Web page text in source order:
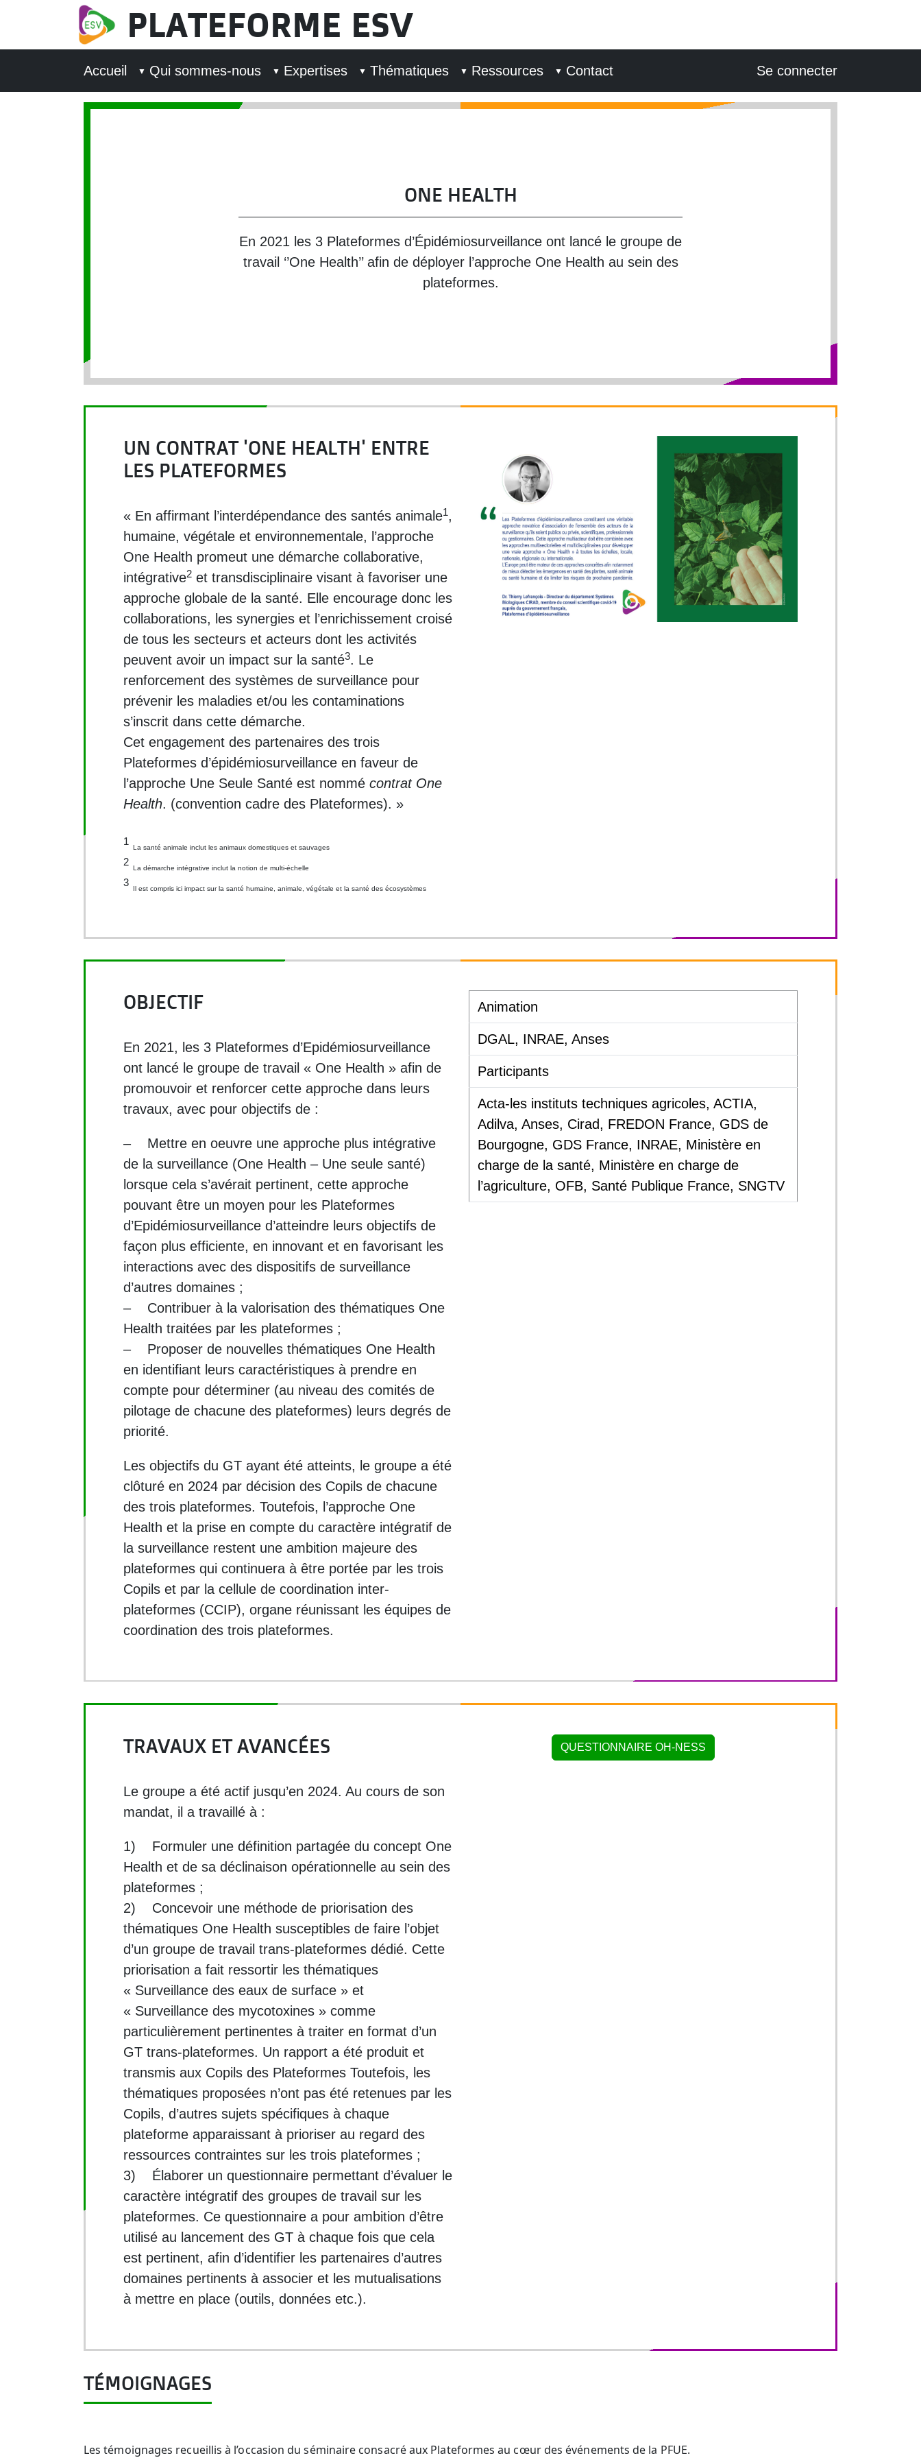
Aller au contenu principalPLATEFORME ESV
MAIN NAVIGATION
Accueil Qui sommes-nous Expertises Thématiques Ressources Contact USER ACCOUNT
Se connecter
ONE HEALTH
En 2021 les 3 Plateformes d’Épidémiosurveillance ont lancé le groupe de
travail ‘’One Health’’ afin de déployer l’approche One Health au sein des
plateformes.
UN CONTRAT 'ONE HEALTH' ENTRE
LES PLATEFORMES
« En affirmant l’interdépendance des santés animale1,
humaine, végétale et environnementale, l’approche
One Health promeut une démarche collaborative,
intégrative2et transdisciplinaire visant à favoriser une
approche globale de la santé. Elle encourage donc les
collaborations, les synergies et l’enrichissement croisé
de tous les secteurs et acteurs dont les activités
peuvent avoir un impact sur la santé3. Le
renforcement des systèmes de surveillance pour
prévenir les maladies et/ou les contaminations
s’inscrit dans cette démarche.
Cet engagement des partenaires des trois
Plateformes d’épidémiosurveillance en faveur de
l’approche Une Seule Santé est nommé contrat One
Health. (convention cadre des Plateformes). »
1
La santé animale inclut les animaux domestiques et sauvages
2
La démarche intégrative inclut la notion de multi-échelle
3
Il est compris ici impact sur la santé humaine, animale, végétale et la santé des écosystèmes
OBJECTIF
En 2021, les 3 Plateformes d’Epidémiosurveillance
ont lancé le groupe de travail « One Health » afin de
promouvoir et renforcer cette approche dans leurs
travaux, avec pour objectifs de :
– Mettre en oeuvre une approche plus intégrative
de la surveillance (One Health – Une seule santé)
lorsque cela s’avérait pertinent, cette approche
pouvant être un moyen pour les Plateformes
d’Epidémiosurveillance d’atteindre leurs objectifs de
façon plus efficiente, en innovant et en favorisant les
interactions avec des dispositifs de surveillance
d’autres domaines ;
– Contribuer à la valorisation des thématiques One
Health traitées par les plateformes ;
– Proposer de nouvelles thématiques One Health
en identifiant leurs caractéristiques à prendre en
compte pour déterminer (au niveau des comités de
pilotage de chacune des plateformes) leurs degrés de
priorité.
Les objectifs du GT ayant été atteints, le groupe a été
clôturé en 2024 par décision des Copils de chacune
des trois plateformes. Toutefois, l’approche One
Health et la prise en compte du caractère intégratif de
la surveillance restent une ambition majeure des
plateformes qui continuera à être portée par les trois
Copils et par la cellule de coordination inter-
plateformes (CCIP), organe réunissant les équipes de
coordination des trois plateformes.
Animation
DGAL, INRAE, Anses
Participants
Acta-les instituts techniques agricoles, ACTIA,
Adilva, Anses, Cirad, FREDON France, GDS de
Bourgogne, GDS France, INRAE, Ministère en
charge de la santé, Ministère en charge de
l’agriculture, OFB, Santé Publique France, SNGTV
TRAVAUX ET AVANCÉES
Le groupe a été actif jusqu’en 2024. Au cours de son
mandat, il a travaillé à :
1) Formuler une définition partagée du concept One
Health et de sa déclinaison opérationnelle au sein des
plateformes ;
2) Concevoir une méthode de priorisation des
thématiques One Health susceptibles de faire l’objet
d’un groupe de travail trans-plateformes dédié. Cette
priorisation a fait ressortir les thématiques
« Surveillance des eaux de surface » et
« Surveillance des mycotoxines » comme
particulièrement pertinentes à traiter en format d’un
GT trans-plateformes. Un rapport a été produit et
transmis aux Copils des Plateformes Toutefois, les
thématiques proposées n’ont pas été retenues par les
Copils, d’autres sujets spécifiques à chaque
plateforme apparaissant à prioriser au regard des
ressources contraintes sur les trois plateformes ;
3) Élaborer un questionnaire permettant d’évaluer le
caractère intégratif des groupes de travail sur les
plateformes. Ce questionnaire a pour ambition d’être
utilisé au lancement des GT à chaque fois que cela
est pertinent, afin d’identifier les partenaires d’autres
domaines pertinents à associer et les mutualisations
à mettre en place (outils, données etc.).
QUESTIONNAIRE OH-NESS
TÉMOIGNAGES
Les témoignages recueillis à l’occasion du séminaire consacré aux Plateformes au cœur des événements de la PFUE.